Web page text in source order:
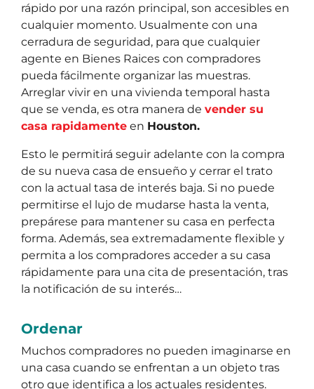
rápido por una razón principal, son accesibles en
cualquier momento. Usualmente con una
cerradura de seguridad, para que cualquier
agente en Bienes Raices con compradores
pueda fácilmente organizar las muestras.
Arreglar vivir en una vivienda temporal hasta
que se venda, es otra manera de vender su
casa rapidamente en Houston.
Esto le permitirá seguir adelante con la compra
de su nueva casa de ensueño y cerrar el trato
con la actual tasa de interés baja. Si no puede
permitirse el lujo de mudarse hasta la venta,
prepárese para mantener su casa en perfecta
forma. Además, sea extremadamente flexible y
permita a los compradores acceder a su casa
rápidamente para una cita de presentación, tras
la notificación de su interés…
Ordenar
Muchos compradores no pueden imaginarse en
una casa cuando se enfrentan a un objeto tras
otro que identifica a los actuales residentes.